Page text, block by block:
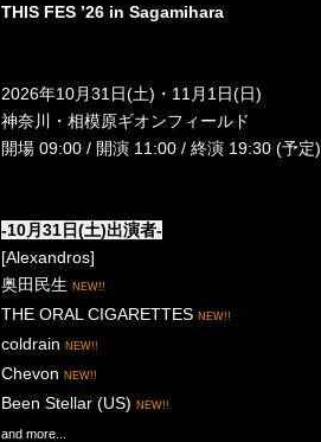
THIS FES ’26 in Sagamihara
2026年10月31 日(土) ・ 11 月 1 日(日)
神奈川・ 相模原ギオンフィールド
開場 09:00 / 開演 11:00 / 終演 19:30 (予定)
-10月 31日(土)出演者-
[Alexandros]
奥田民生 NEW!!
THE ORAL CIGARETTES NEW!!
coldrain NEW!!
Chevon NEW!!
Been Stellar (US) NEW!!
and more...